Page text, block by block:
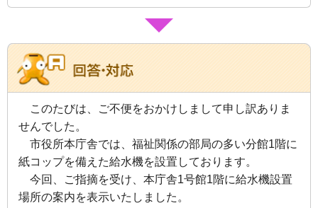
このたびは、ご不便をおかけしまして申し訳ありま
せんでした。
市役所本庁舎では、福祉関係の部局の多い分館1階に
紙コップを備えた給水機を設置しております。
今回、ご指摘を受け、本庁舎1号館1階に給水機設置
場所の案内を表示いたしました。